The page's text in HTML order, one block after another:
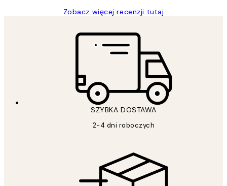
Zobacz więcej recenzji tutaj
SZYBKA DOSTAWA
2-4 dni roboczych